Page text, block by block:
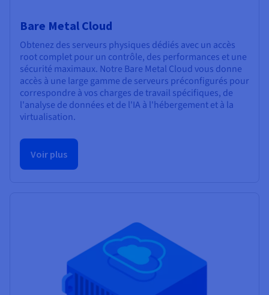
Bare Metal Cloud
Obtenez des serveurs physiques dédiés avec un accès
root complet pour un contrôle, des performances et une
sécurité maximaux. Notre Bare Metal Cloud vous donne
accès à une large gamme de serveurs préconfigurés pour
correspondre à vos charges de travail spécifiques, de
l'analyse de données et de l'IA à l'hébergement et à la
virtualisation.
Voir plus